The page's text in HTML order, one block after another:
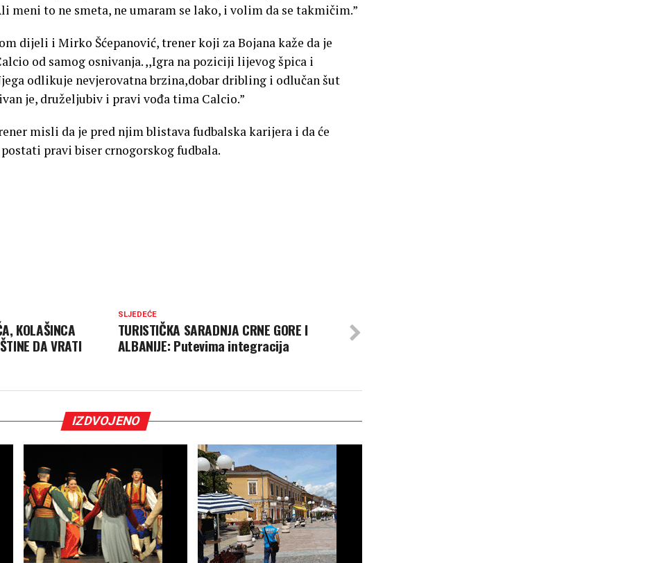
to ne smeta, ne umaram se lako, i volim da se takmičim.”
dijeli i Mirko Šćepanović, trener koji za Bojana kaže da je
od samog osnivanja. ,,Igra na poziciji lijevog špica i
odlikuje nevjerovatna brzina,dobar dribling i odlučan šut
je, druželjubiv i pravi vođa tima Calcio.”
misli da je pred njim blistava fudbalska karijera i da će
pravi biser crnogorskog fudbala.
SLJEDEĆE
TURISTIČKA SARADNJA CRNE GORE I
ALBANIJE: Putevima integracija
KOLAŠINCA
DA VRATI
IZDVOJENO